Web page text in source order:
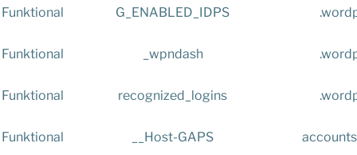
Funktional G_ENABLED_IDPS
Funktional _wpndash
Funktional recognized_logins
Funktional __Host-GAPS